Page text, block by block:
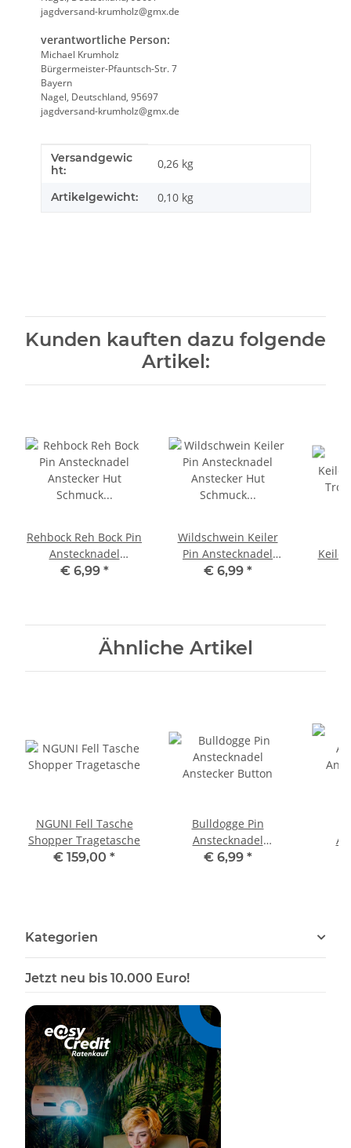
jagdversand-krumholz@gmx.de
verantwortliche Person:
Michael Krumholz
Bürgermeister-Pfauntsch-Str. 7
Bayern
Nagel, Deutschland, 95697
jagdversand-krumholz@gmx.de
Produkteigenschaft
Wert
Versandgewic
ht:
0,26 kg
Artikelgewicht: 0,10 kg
Kunden kauften dazu folgende
Artikel:
Rehbock Reh Bock Pin
Anstecknadel
Anstecker Hut
€ 6,99 *
Wildschwein Keiler
Pin Anstecknadel
Anstecker Hut
€ 6,99 *
Ähnliche Artikel
NGUNI Fell Tasche
Shopper Tragetasche
€ 159,00 *
Bulldogge Pin
Anstecknadel
Anstecker Button
€ 6,99 *
Kategorien
Jetzt neu bis 10.000 Euro!